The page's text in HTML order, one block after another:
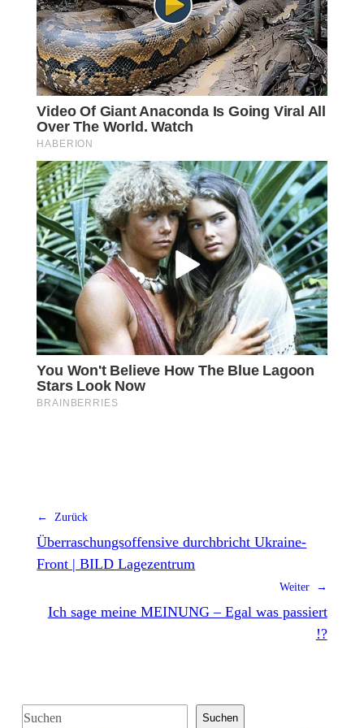
← Zurück
Überraschungsoffensive durchbricht Ukraine-
Front | BILD Lagezentrum
Weiter →
Ich sage meine MEINUNG – Egal was passiert
!?
S
Suchen